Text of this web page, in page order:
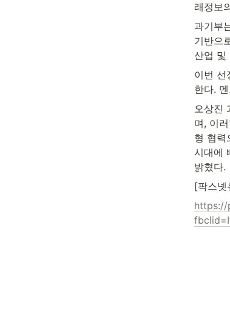
래정보
과기부
기반으
산업 및
이번 선
한다.
오상진
며, 이
형 협력
시대에
밝혔다.
[팍스넷
https://